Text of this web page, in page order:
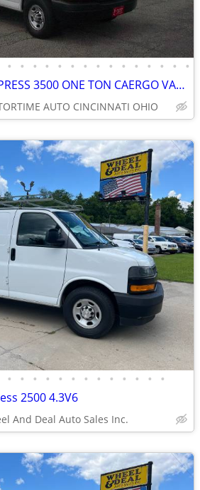
• • • • • • • • • • • • • • •
2021 CHEVROLETEXPRESS 3500 ONE TON CAERGO VAN SHELVING RACKS CLEAN!
AUTO CINCINNATI OHIO
• • • • • • • • • • • • •
2500 4.3V6
And Deal Auto Sales Inc.